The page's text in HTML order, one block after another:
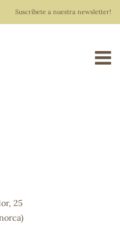
Suscríbete a nuestra newsletter!
25